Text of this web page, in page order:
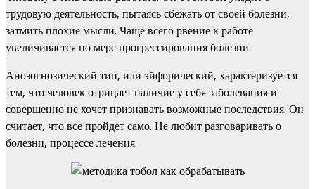
трудовую деятельность, пытаясь сбежать от своей болезни,
затмить плохие мысли. Чаще всего рвение к работе
увеличивается по мере прогрессирования болезни.
Анозогнозический тип, или эйфорический, характеризуется
тем, что человек отрицает наличие у себя заболевания и
совершенно не хочет признавать возможные последствия. Он
считает, что все пройдет само. Не любит разговаривать о
болезни, процессе лечения.